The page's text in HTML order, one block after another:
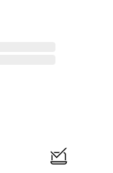
